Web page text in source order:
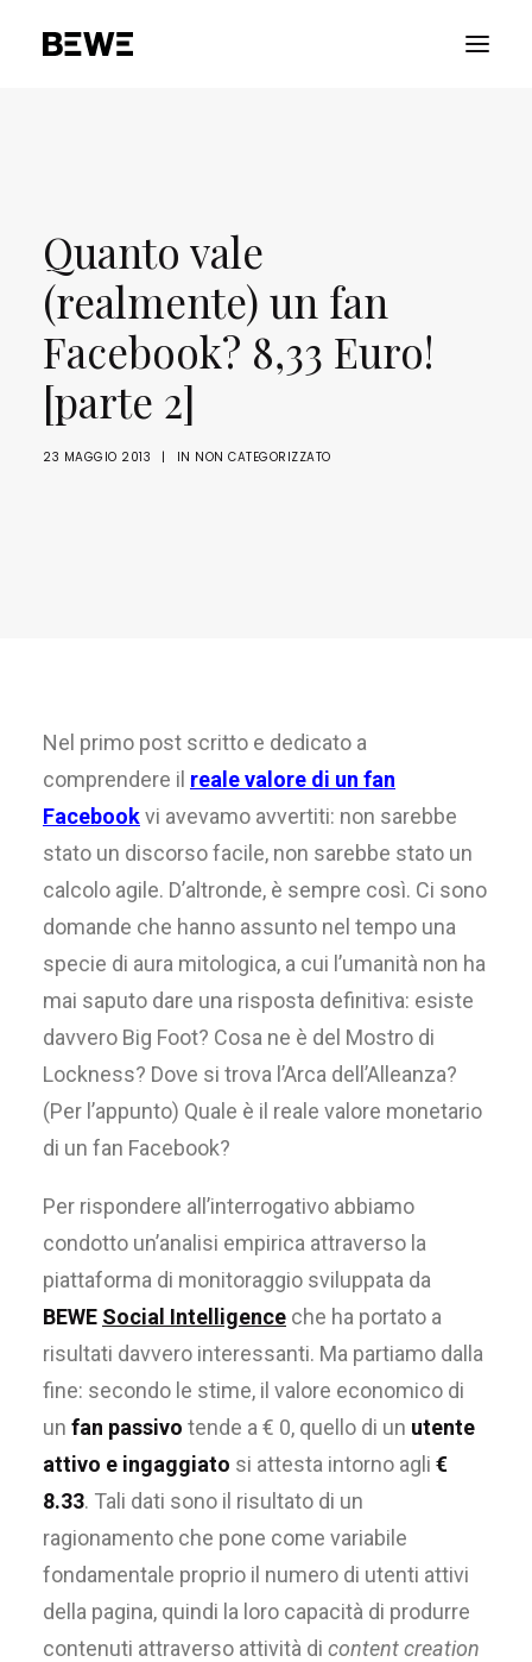
SERVIZI
RISORSE
ADVOCACY
CONTATTACI
Quanto vale
(realmente) un fan
Facebook? 8,33 Euro!
[parte 2]
23 MAGGIO 2013 | IN NON CATEGORIZZATO
Nel primo post scritto e dedicato a
comprendere il reale valore di un fan
Facebookvi avevamo avvertiti: non sarebbe
stato un discorso facile, non sarebbe stato un
calcolo agile. D’altronde, è sempre così. Ci sono
domande che hanno assunto nel tempo una
specie di aura mitologica, a cui l’umanità non ha
mai saputo dare una risposta definitiva: esiste
davvero Big Foot? Cosa ne è del Mostro di
Lockness? Dove si trova l’Arca dell’Alleanza?
(Per l’appunto) Quale è il reale valore monetario
di un fan Facebook?
Per rispondere all’interrogativo abbiamo
condotto un’analisi empirica attraverso la
piattaforma di monitoraggio sviluppata da
BEWE Social Intelligence che ha portato a
risultati davvero interessanti. Ma partiamo dalla
fine: secondo le stime, il valore economico di
un fan passivo tende a € 0, quello di un utente
attivo e ingaggiato si attesta intorno agli €
8.33. Tali dati sono il risultato di un
ragionamento che pone come variabile
fondamentale proprio il numero di utenti attivi
della pagina, quindi la loro capacità di produrre
contenuti attraverso attività di content creation